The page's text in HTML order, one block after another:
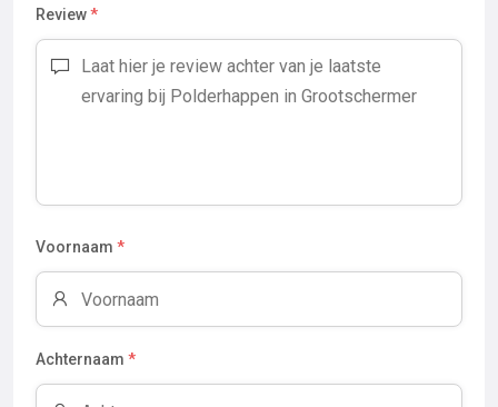
Review*
Voornaam *
Achternaam *